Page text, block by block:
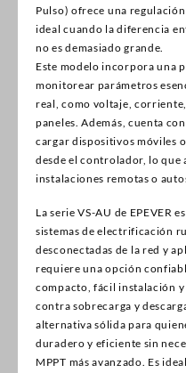
Pulso) ofrece una
ideal cuando la diferencia
no es demasiado grande.
Este modelo incorpora una
monitorear parámetros
real, como voltaje,
paneles. Además, cuenta
cargar dispositivos móviles
desde el controlador, lo que
instalaciones remotas o
La serie VS-AU de EPEVER
sistemas de electrificación
desconectadas de la red y
requiere una opción
compacto, fácil instalación
contra sobrecarga y
alternativa sólida para
duradero y eficiente sin
MPPT más avanzado. Es